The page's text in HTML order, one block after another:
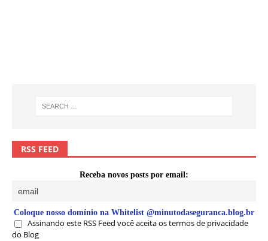
RSS FEED
Receba novos posts por email:
Coloque nosso domínio na Whitelist @minutodaseguranca.blog.br
Assinando este RSS Feed você aceita os termos de privacidade
do Blog